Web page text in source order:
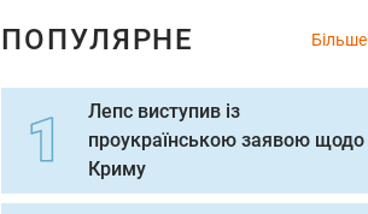
ПОПУЛЯРНЕ Більше
Лепс виступив із
проукраїнською заявою щодо
Криму